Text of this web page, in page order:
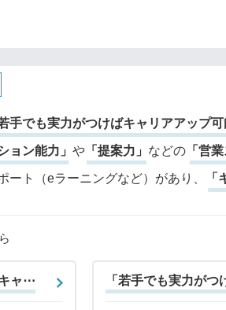
若手でも実力がつけばキャリアアップ可
ョン能力」 や 「提案力」 などの 「営
ート（eラーニングなど）があり、 「
キャ⋯ 「若手でも実力が